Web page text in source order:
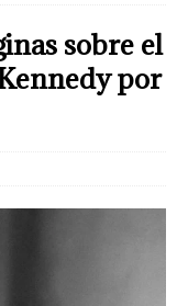
sobre el
por